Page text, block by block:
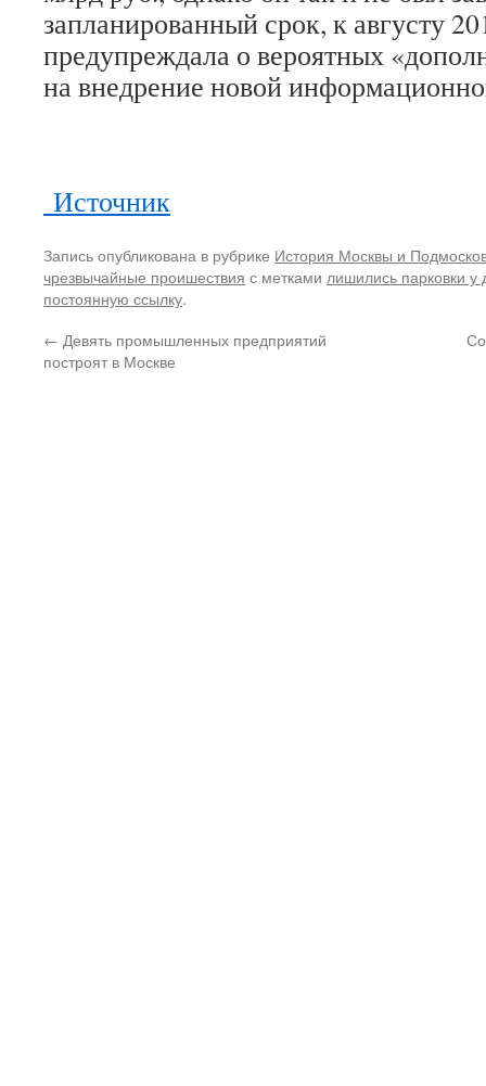
запланированный срок, к августу
предупреждала о вероятных
на внедрение новой
Источник
Запись опубликована в рубрике История Москвы и
чрезвычайные проишествия с метками лишились парковки у
постоянную ссылку.
← Девять промышленных предприятий
построят в Москве